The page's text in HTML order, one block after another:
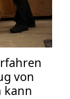
von
kann